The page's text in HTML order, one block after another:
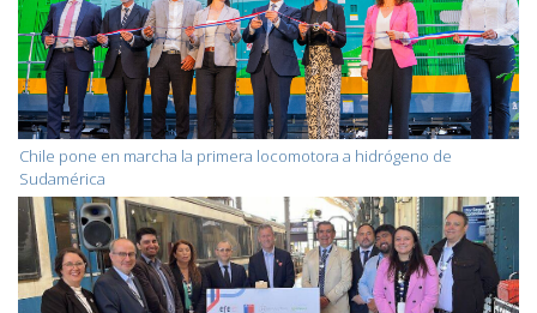
Chile pone en marcha la primera locomotora a hidrógeno de
Sudamérica